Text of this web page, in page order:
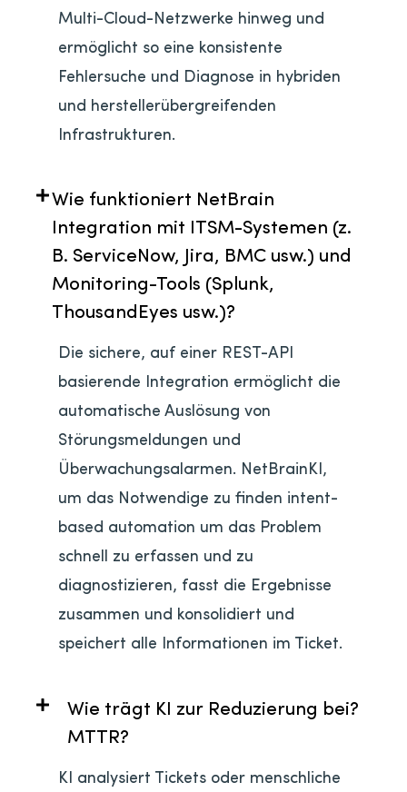
Multi-Cloud-Netzwerke hinweg und
ermöglicht so eine konsistente
Fehlersuche und Diagnose in hybriden
und herstellerübergreifenden
Infrastrukturen.
Wie funktioniert NetBrain
Integration mit ITSM-Systemen (z.
B. ServiceNow, Jira, BMC usw.) und
Monitoring-Tools (Splunk,
ThousandEyes usw.)?
Die sichere, auf einer REST-API
basierende Integration ermöglicht die
automatische Auslösung von
Störungsmeldungen und
Überwachungsalarmen. NetBrainKI,
um das Notwendige zu finden intent-
based automation um das Problem
schnell zu erfassen und zu
diagnostizieren, fasst die Ergebnisse
zusammen und konsolidiert und
speichert alle Informationen im Ticket.
Wie trägt KI zur Reduzierung bei?
MTTR?
KI analysiert Tickets oder menschliche